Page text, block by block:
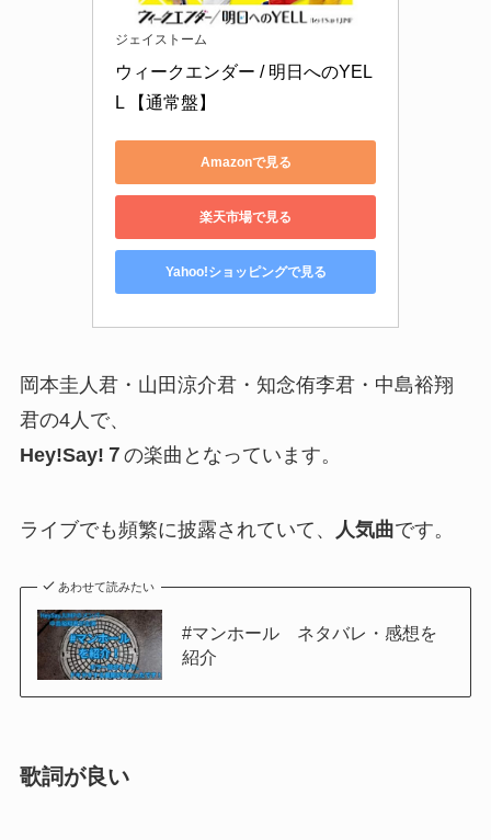
ジェイストーム
ウィークエンダー / 明日へのYEL
L 【通常盤】
Amazonで見る
楽天市場で見る
Yahoo!ショッピングで見る
岡本圭人君・山田涼介君・知念侑李君・中島裕翔
君の4人で、
Hey!Say!７ の楽曲となっています。
ライブでも頻繁に披露されていて、 人気曲です。
あわせて読みたい
#マンホール ネタバレ・感想を
紹介
歌詞が良い